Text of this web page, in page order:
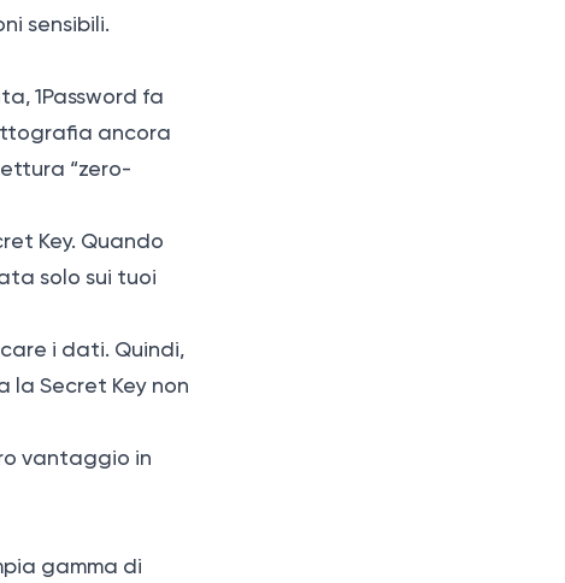
sensibili.
1Password fa
ancora
“zero-
Key. Quando
solo sui tuoi
i dati. Quindi,
la Secret Key non
vantaggio in
gamma di